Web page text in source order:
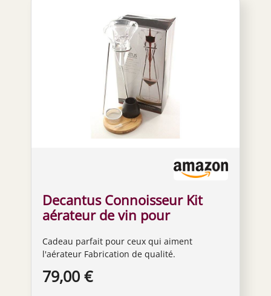
Decantus Connoisseur Kit
aérateur de vin pour
Cadeau parfait pour ceux qui aiment
l'aérateur Fabrication de qualité.
79,00 €